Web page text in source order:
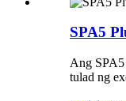
SPA5
Ang SPA5
tulad ng